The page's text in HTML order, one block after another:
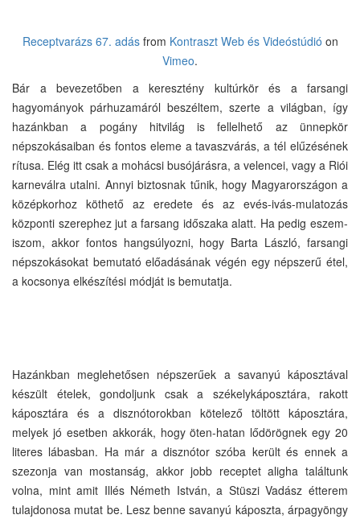
Receptvarázs 67. adásfrom Kontraszt Web és Videóstúdió on
Vimeo.
Bár a bevezetőben a keresztény kultúrkör és a farsangi
hagyományok párhuzamáról beszéltem, szerte a világban, így
hazánkban a pogány hitvilág is fellelhető az ünnepkör
népszokásaiban és fontos eleme a tavaszvárás, a tél elűzésének
rítusa. Elég itt csak a mohácsi busójárásra, a velencei, vagy a Riói
karneválra utalni. Annyi biztosnak tűnik, hogy Magyarországon a
középkorhoz köthető az eredete és az evés-ivás-mulatozás
központi szerephez jut a farsang időszaka alatt. Ha pedig eszem-
iszom, akkor fontos hangsúlyozni, hogy Barta László, farsangi
népszokásokat bemutató előadásának végén egy népszerű étel,
a kocsonya elkészítési módját is bemutatja.
Hazánkban meglehetősen népszerűek a savanyú káposztával
készült ételek, gondoljunk csak a székelykáposztára, rakott
káposztára és a disznótorokban kötelező töltött káposztára,
melyek jó esetben akkorák, hogy öten-hatan lődörögnek egy 20
literes lábasban. Ha már a disznótor szóba került és ennek a
szezonja van mostanság, akkor jobb receptet aligha találtunk
volna, mint amit Illés Németh István, a Stüszi Vadász étterem
tulajdonosa mutat be. Lesz benne savanyú káposzta, árpagyöngy